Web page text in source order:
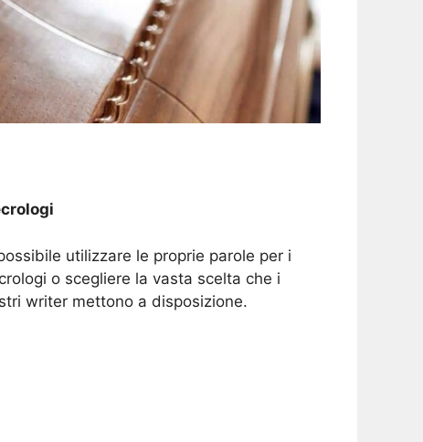
possibile utilizzare le proprie parole per i
o scegliere la vasta scelta che i
writer mettono a disposizione.